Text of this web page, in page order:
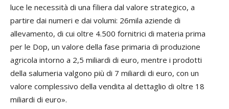
luce le necessità di una filiera dal valore strategico, a
partire dai numeri e dai volumi: 26mila aziende di
allevamento, di cui oltre 4.500 fornitrici di materia prima
per le Dop, un valore della fase primaria di produzione
agricola intorno a 2,5 miliardi di euro, mentre i prodotti
della salumeria valgono più di 7 miliardi di euro, con un
valore complessivo della vendita al dettaglio di oltre 18
miliardi di euro».